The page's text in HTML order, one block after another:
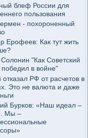
блеф России для
пользования
- похороненный
Ерофеев: Как тут жить
"Как Советский
в войне"
отказал РФ от расчетов в
Это не валюта и даже
Бурков: «Наш идеал –
Мы –